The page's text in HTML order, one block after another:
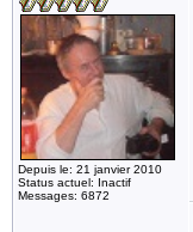
Depuis le: 21 janvier 2010
Status actuel: Inactif
Messages: 6872